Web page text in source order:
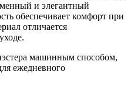
и элегантный
обеспечивает комфорт при
отличается
машинным способом,
ежедневного